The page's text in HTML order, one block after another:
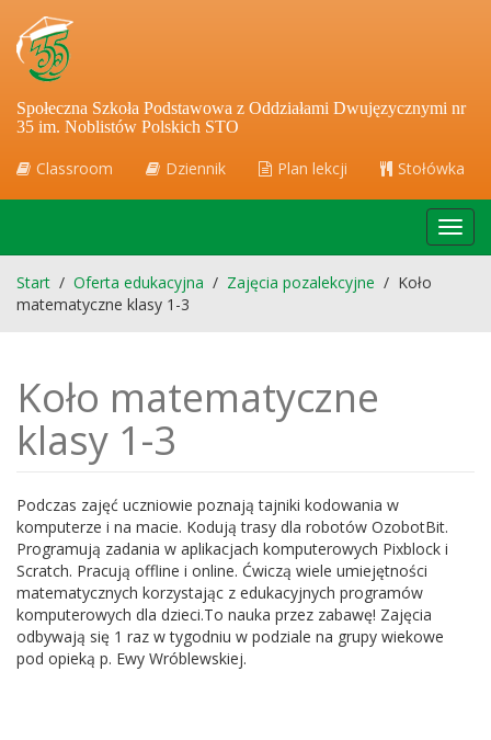
Społeczna Szkoła Podstawowa z Oddziałami Dwujęzycznymi nr
35 im. Noblistów Polskich STO
Classroom Dziennik Plan lekcji Stołówka
Start / Oferta edukacyjna / Zajęcia pozalekcyjne / Koło
matematyczne klasy 1-3
Koło matematyczne
klasy 1-3
Podczas zajęć uczniowie poznają tajniki kodowania w
komputerze i na macie. Kodują trasy dla robotów OzobotBit.
Programują zadania w aplikacjach komputerowych Pixblock i
Scratch. Pracują offline i online. Ćwiczą wiele umiejętności
matematycznych korzystając z edukacyjnych programów
komputerowych dla dzieci.To nauka przez zabawę! Zajęcia
odbywają się 1 raz w tygodniu w podziale na grupy wiekowe
pod opieką p. Ewy Wróblewskiej.